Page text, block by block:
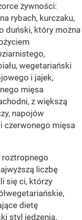
żywności:
rybach, kurczaku,
duński, który można
wegetariański
i jajek,
mięsa
z większą
napojów
czerwonego mięsa
roztropnego
liczbę
się ci, którzy
dietę
styl jedzenia.